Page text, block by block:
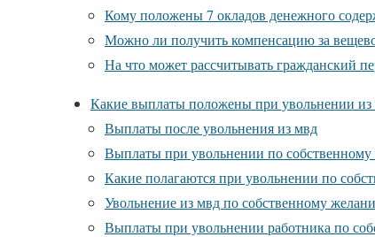
Кому положены 7 окладов денежного
Можно ли получить компенсацию за
На что может рассчитывать гражданский
Какие выплаты положены при увольнении
Выплаты после увольнения из мвд
Выплаты при увольнении по
Какие полагаются при увольнении по
Увольнение из мвд по собственному
Выплаты при увольнении работника по